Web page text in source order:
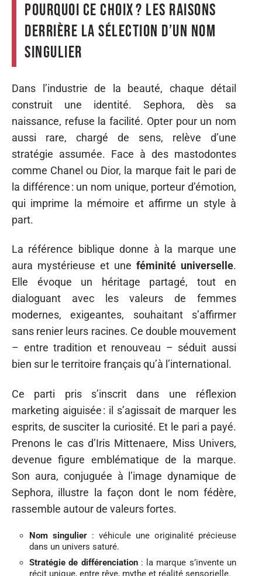
Pourquoi ce choix ? Les raisons
derrière la sélection d’un nom
singulier
Dans l’industrie de la beauté, chaque détail
construit une identité. Sephora, dès sa
naissance, refuse la facilité. Opter pour un nom
aussi rare, chargé de sens, relève d’une
stratégie assumée. Face à des mastodontes
comme Chanel ou Dior, la marque fait le pari de
la différence : un nom unique, porteur d’émotion,
qui imprime la mémoire et affirme un style à
part.
La référence biblique donne à la marque une
aura mystérieuse et une féminité universelle.
Elle évoque un héritage partagé, tout en
dialoguant avec les valeurs de femmes
modernes, exigeantes, souhaitant s’affirmer
sans renier leurs racines. Ce double mouvement
– entre tradition et renouveau – séduit aussi
bien sur le territoire français qu’à l’international.
Ce parti pris s’inscrit dans une réflexion
marketing aiguisée : il s’agissait de marquer les
esprits, de susciter la curiosité. Et le pari a payé.
Prenons le cas d’Iris Mittenaere, Miss Univers,
devenue figure emblématique de la marque.
Son aura, conjuguée à l’image dynamique de
Sephora, illustre la façon dont le nom fédère,
rassemble autour de valeurs fortes.
Nom singulier : véhicule une originalité précieuse
dans un univers saturé.
Stratégie de différenciation: la marque s’invente un
récit unique, entre rêve, mythe et réalité sensorielle.